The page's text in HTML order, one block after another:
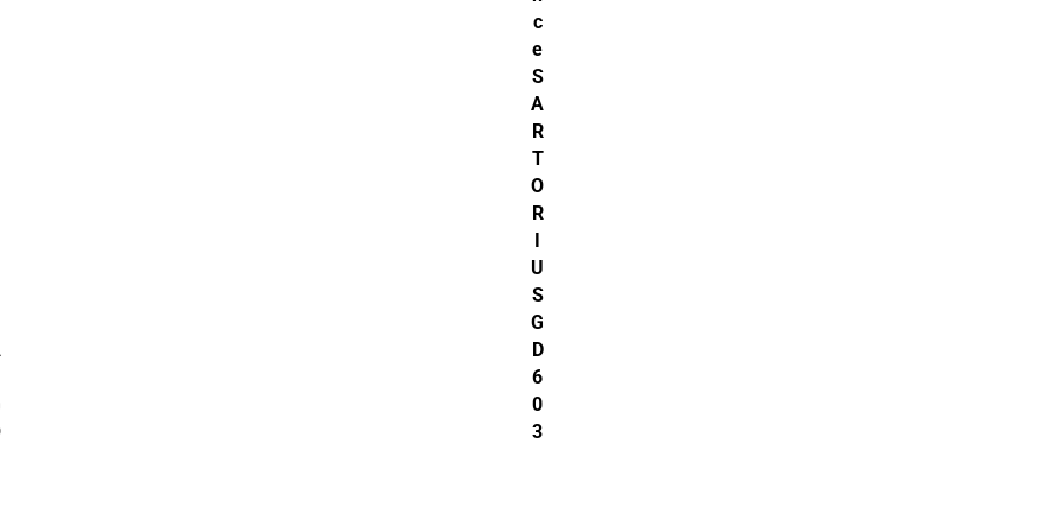
c
e
S
A
R
T
O
R
I
U
S
G
D
6
0
3